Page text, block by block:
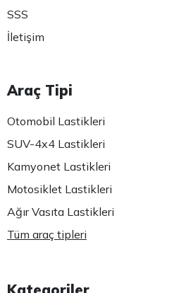
SSS
İletişim
Araç Tipi
Otomobil Lastikleri
SUV-4x4 Lastikleri
Kamyonet Lastikleri
Motosiklet Lastikleri
Ağır Vasıta Lastikleri
Tüm araç tipleri